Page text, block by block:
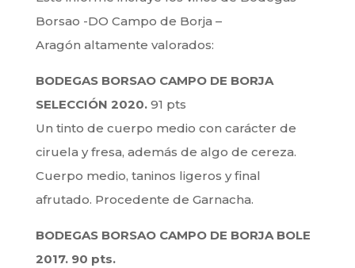
Borsao -DO Campo de Borja –
Aragón altamente valorados:
BODEGAS BORSAO CAMPO DE BORJA
SELECCIÓN 2020.91 pts
Un tinto de cuerpo medio con carácter de
ciruela y fresa, además de algo de cereza.
Cuerpo medio, taninos ligeros y final
afrutado. Procedente de Garnacha.
BODEGAS BORSAO CAMPO DE BORJA BOLE
2017. 90 pts.